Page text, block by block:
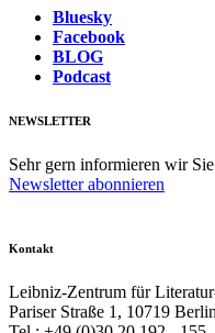
Bluesky
Facebook
BLOG
Podcast
NEWSLETTER
Sehr gern informieren wir
Newsletter abonnieren
Kontakt
Leibniz-Zentrum für
Pariser Straße 1, 10719 Berlin